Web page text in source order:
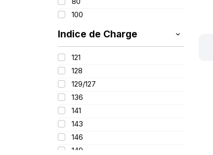
225
265
305
315
340
440
445
480
100
Indice de Charge
121
128
129/127
136
141
143
146
149